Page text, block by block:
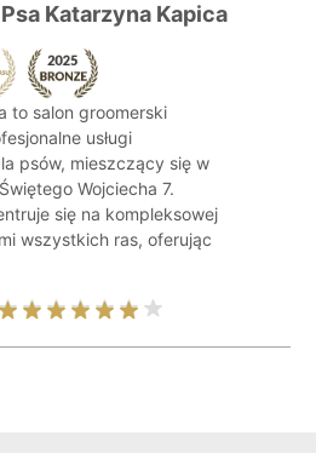
Katarzyna Kapica
to salon groomerski
usługi
psów, mieszczący się w
Wojciecha 7.
się na kompleksowej
wszystkich ras, oferując